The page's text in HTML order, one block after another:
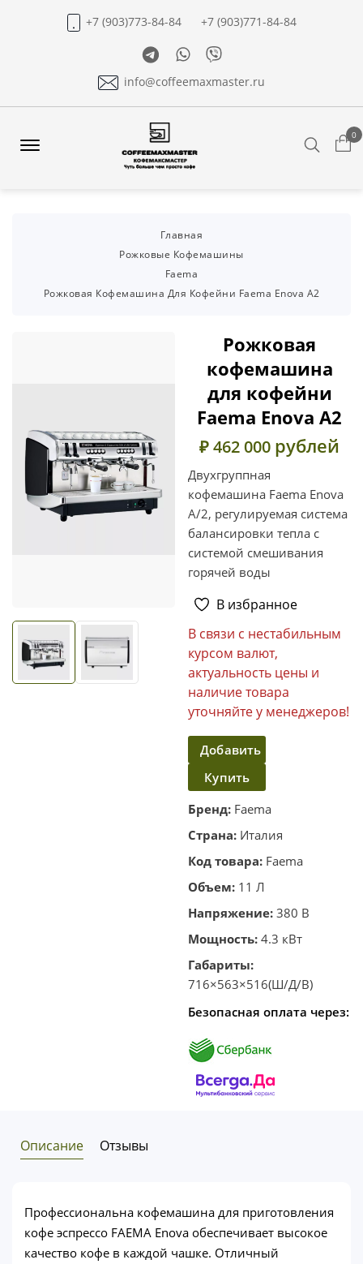
+7 (903)773-84-84
+7 (903)771-84-84
TelegramWhatsapp
Viber
info@coffeemaxmaster.ru
0
Главная
Рожковые Кофемашины
Faema
Рожковая Кофемашина Для Кофейни Faema Enova A2
Рожковая
кофемашина
для кофейни
Faema Enova A2
₽ 462 000 рублей
Двухгруппная
кофемашина Faema Enova
A/2, регулируемая система
балансировки тепла с
системой смешивания
горячей воды
В избранное
В связи с нестабильным
курсом валют,
актуальность цены и
наличие товара
уточняйте у менеджеров!
Добавить
в
корзину
Купить
в один
клик
Бренд: Faema
Страна: Италия
Код товара: Faema
Объем: 11 Л
Напряжение: 380 В
Мощность: 4.3 кВт
Габариты:
716×563×516(Ш/Д/В)
Безопасная оплата через:
Описание Отзывы
Профессиональна кофемашина для приготовления
кофе эспрессо FAEMA Enova обеспечивает высокое
качество кофе в каждой чашке. Отличный